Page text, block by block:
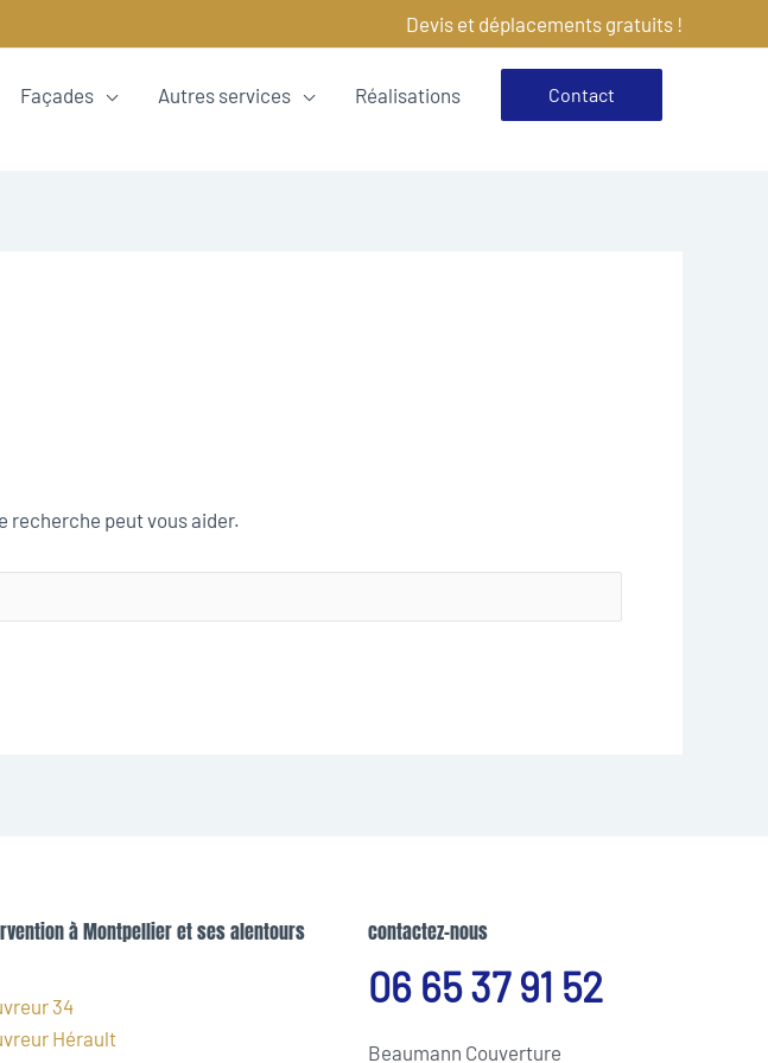
Devis et déplacements gratuits !
Façades Autres services Réalisations Contact
recherche peut vous aider.
à Montpellier et ses alentours
34
Hérault
contactez-nous
06 65 37 91 52
Beaumann Couverture